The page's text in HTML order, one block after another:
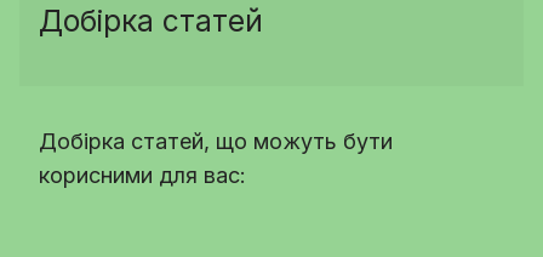
Добірка статей
Добірка статей, що можуть бути
корисними для вас: